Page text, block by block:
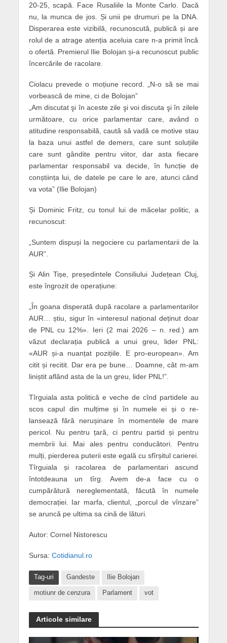
20-25, scapă. Face Rusaliile la Monte Carlo. Dacă
nu, la munca de jos. Și unii pe drumuri pe la DNA.
Disperarea este vizibilă, recunoscută, publică și are
rolul de a atrage atenția aceluia care n-a primit încă
o ofertă. Premierul Ilie Bolojan și-a recunoscut public
încercările de racolare.
Ciolacu prevede o moțiune record. „N-o să se mai
vorbească de mine, ci de Bolojan”
„Am discutat şi în aceste zile şi voi discuta şi în zilele
următoare, cu orice parlamentar care, având o
atitudine responsabilă, caută să vadă ce motive stau
la baza unui astfel de demers, care sunt soluțiile
care sunt gândite pentru viitor, dar asta fiecare
parlamentar responsabil va decide, în funcție de
conștiința lui, de datele pe care le are, atunci când
va vota” (Ilie Bolojan)
Și Dominic Fritz, cu tonul lui de măcelar politic, a
recunoscut:
„Suntem dispuși la negociere cu parlamentarii de la
AUR”.
Și Alin Tișe, președintele Consiliului Județean Cluj,
este îngrozit de operațiune:
„În goana disperată după racolare a parlamentarilor
AUR… știu, sigur în «interesul național deținut doar
de PNL cu 12%». Ieri (2 mai 2026 – n. red.) am
văzut declarația publică a unui greu, lider PNL:
«AUR și-a nuanțat pozițiile. E pro-european». Am
citit și recitit. Dar era pe bune… Doamne, cât m-am
liniștit aflând asta de la un greu, lider PNL!”.
Tîrguiala asta politică e veche de cînd partidele au
scos capul din mulțime și în numele ei și o re-
lansează fără nerușinare în momentele de mare
pericol. Nu pentru țară, ci pentru partid și pentru
membrii lui. Mai ales pentru conducători. Pentru
mulți, pierderea puterii este egală cu sfîrșitul carierei.
Tîrguiala și racolarea de parlamentari ascund
întotdeauna un tîrg. Avem de-a face cu o
cumpărătură nereglementată, făcută în numele
democrației. Iar marfa, clientul, „porcul de vînzare”
se aruncă pe ultima sa cină de lături.
Autor: Cornel Nistorescu
Sursa: Cotidianul.ro
Tag-uri Gandeste Ilie Bolojan
motiunr de cenzura Parlament vot
Articole similare